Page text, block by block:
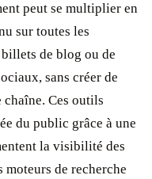
peut se multiplier en
sur toutes les
de blog ou de
sans créer de
Ces outils
du public grâce à une
la visibilité des
moteurs de recherche